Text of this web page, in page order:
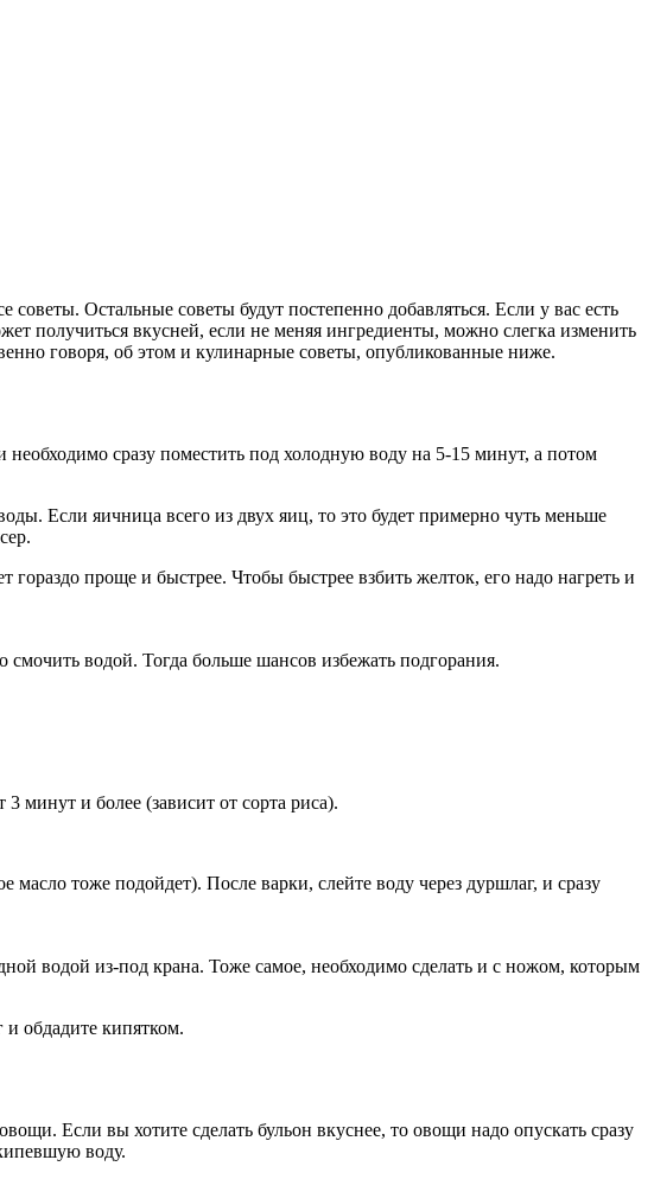
Остальные советы будут постепенно добавляться. Если у вас есть
получиться вкусней, если не меняя ингредиенты, можно слегка изменить
говоря, об этом и кулинарные советы, опубликованные ниже.
необходимо сразу поместить под холодную воду на 5-15 минут, а потом
Если яичница всего из двух яиц, то это будет примерно чуть меньше
проще и быстрее. Чтобы быстрее взбить желток, его надо нагреть и
водой. Тогда больше шансов избежать подгорания.
минут и более (зависит от сорта риса).
тоже подойдет). После варки, слейте воду через дуршлаг, и сразу
водой из-под крана. Тоже самое, необходимо сделать и с ножом, которым
обдадите кипятком.
Если вы хотите сделать бульон вкуснее, то овощи надо опускать сразу
воду.